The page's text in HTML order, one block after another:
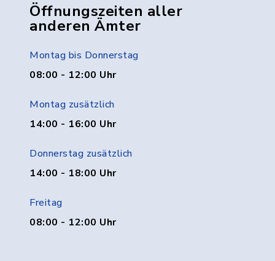
Öffnungszeiten aller
anderen Ämter
Montag bis Donnerstag
08:00 - 12:00 Uhr
Montag zusätzlich
14:00 - 16:00 Uhr
Donnerstag zusätzlich
14:00 - 18:00 Uhr
Freitag
08:00 - 12:00 Uhr